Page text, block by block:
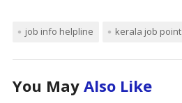
job info helpline kerala job point
You May Also Like